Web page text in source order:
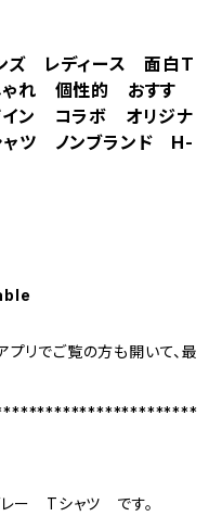
ズ レディース 面白T
れ 個性的 おすす
ン コラボ オリジナ
ツ ノンブランド H-
リでご覧の方も開いて、最
レー Tシャツ です。